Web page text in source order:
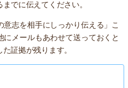
でに伝えてください。
意志を相手にしっかり伝える」こ
にメールもあわせて送っておくと
証拠が残ります。